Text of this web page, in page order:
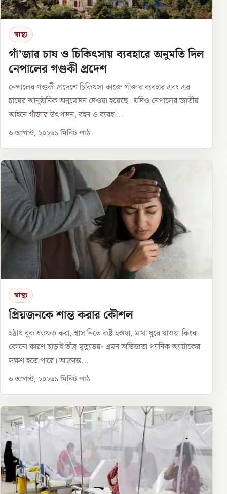
স্বাস্থ্য
গাঁ’জার চাষ ও চিকিৎসায় ব্যবহারে অনুমতি দিল
নেপালের গণ্ডকী প্রদেশ
নেপালের গণ্ডকী প্রদেশে চিকিৎসা কাজে গাঁজার ব্যবহার এবং এর
চাষের আনুষ্ঠানিক অনুমোদন দেওয়া হয়েছে। যদিও নেপালের জাতীয়
আইনে গাঁজার উৎপাদন, বহন ও ব্যবহা...
৬ আগস্ট, ২০২৬১ মিনিট পাঠ
স্বাস্থ্য
প্রিয়জনকে শান্ত করার কৌশল
হঠাৎ বুক ধড়ফড় করা, শ্বাস নিতে কষ্ট হওয়া, মাথা ঘুরে যাওয়া কিংবা
কোনো কারণ ছাড়াই তীব্র মৃত্যুভয়- এমন অভিজ্ঞতা প্যানিক অ্যাটাকের
লক্ষণ হতে পারে। আক্রান্ত...
৬ আগস্ট, ২০২৬১ মিনিট পাঠ